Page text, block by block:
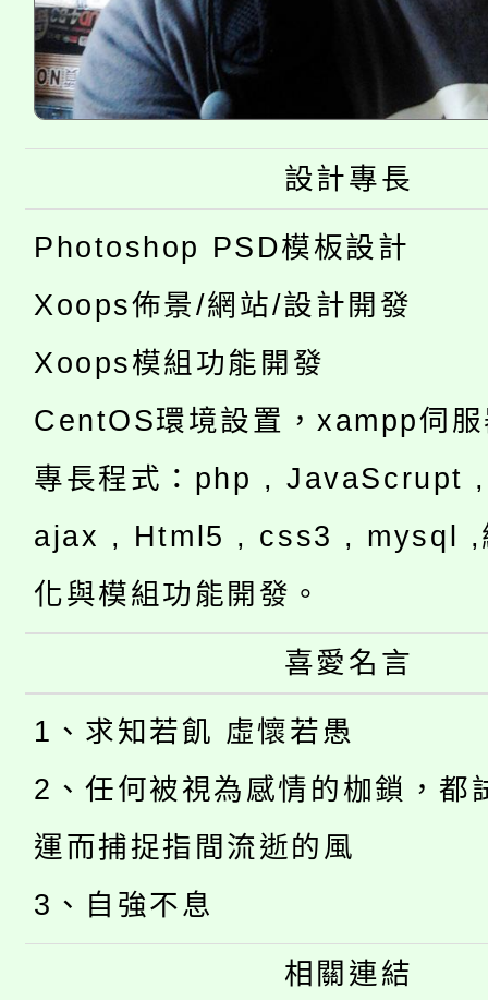
設計專長
Photoshop PSD模板設計
Xoops佈景/網站/設計開發
Xoops模組功能開發
CentOS環境設置，xampp伺
專長程式：php , JavaScrupt
ajax , Html5 , css3 , mysql ,
化與模組功能開發。
喜愛名言
1、求知若飢 虛懷若愚
2、任何被視為感情的枷鎖，都
運而捕捉指間流逝的風
3、自強不息
相關連結